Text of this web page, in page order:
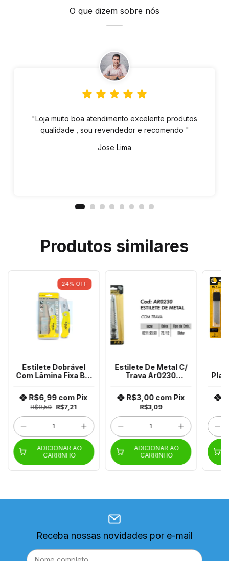
O que dizem sobre nós
"Loja muito boa atendimento excelente produtos
qualidade , sou revendedor e recomendo "
Jose Lima
Produtos similares
24% OFF
Estilete Dobrável
Com Lâmina Fixa Bt-
R$9,50 R$7,21
R$6,99 com Pix
ADICIONAR AO
CARRINHO
Estilete De Metal C/
Trava Ar0230
R$3,09
R$3,00 com Pix
ADICIONAR AO
CARRINHO
Receba nossas novidades por e-mail